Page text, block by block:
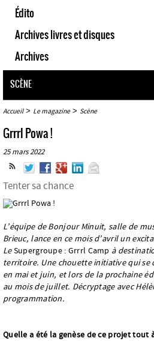
Édito
Archives livres et disques
Archives
SCÈNE
Accueil> Le magazine> Scène
Grrrl Powa !
25 mars 2022
Tenter sa chance
L’équipe de Bonjour Minuit, salle de
Brieuc, lance en ce mois d’avril un
LeSupergroupe : Grrrl Camp à
territoire. Une chouette initiative qui se
en mai et juin, et lors de la prochaine
au mois de juillet. Décryptage avec
programmation.
Quelle a été la genèse de ce projet tout